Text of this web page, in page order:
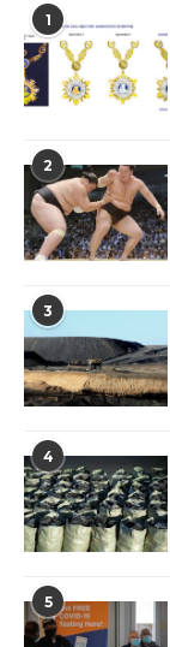
1
2
3
4
5